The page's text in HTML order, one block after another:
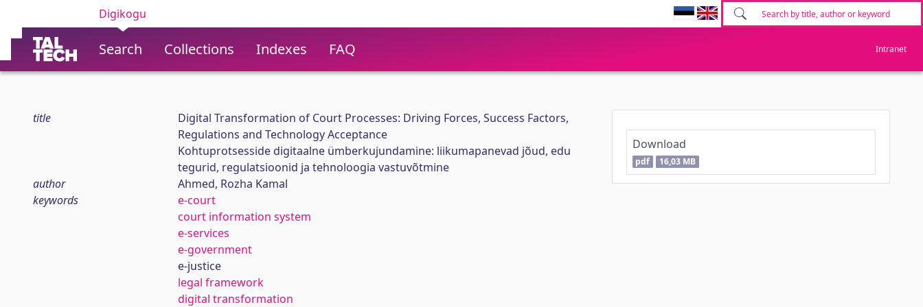
Digikogu
Search Collections Indexes FAQ Intranet
title
Digital Transformation of Court Processes: Driving Forces, Success Factors,
Regulations and Technology Acceptance
Kohtuprotsesside digitaalne ümberkujundamine: liikumapanevad jõud, edu
tegurid, regulatsioonid ja tehnoloogia vastuvõtmine
author
Ahmed, Rozha Kamal
keywords
e-court
court information system
e-services
e-government
e-justice
legal framework
digital transformation
Download
pdf 16,03 MB